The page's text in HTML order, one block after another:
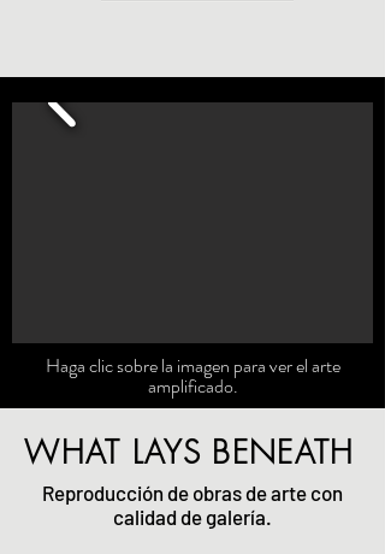
Haga clic sobre la imagen para ver el arte
amplificado.
WHAT LAYS BENEATH
Reproducción de obras de arte con
calidad de galería.